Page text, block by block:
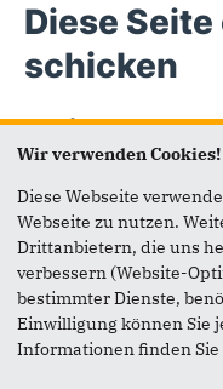
Diese
schicken
Seite
Vielen Dank, dass Sie
weiterempfehlen.
Anmerkung: Ihre E-
Personen, denen Sie
informieren, von wem
kein Spam ist.
Wir verwenden Cookies!
Diese Webseite
Webseite zu nutzen.
Drittanbietern, die uns
verbessern (Website-
bestimmter Dienste,
Einwilligung können Sie
Informationen finden